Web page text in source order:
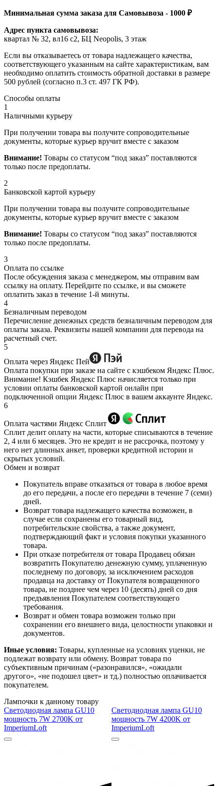
Минимальная сумма заказа для Самовывоза - 1000 ₽
Адрес пункта самовывоза:
квартал № 32, вл16 с2, БЦ Neopolis, 3 этаж
Если вы отказываетесь от товара надлежащего качества,
соответствующего указанным на сайте характеристикам, вам
необходимо оплатить стоимость обратной доставки в размере
500 рублей (согласно п.3 ст. 497 ГК РФ).
Способы оплаты
1
Наличными курьеру
При получении товара вы получите сопроводительные
документы, которые курьер вручит вместе с заказом
Внимание! Товары со статусом “под заказ” поставляются
только после предоплаты.
2
Банковской картой курьеру
При получении товара вы получите сопроводительные
документы, которые курьер вручит вместе с заказом
Внимание! Товары со статусом “под заказ” поставляются
только после предоплаты.
3
Оплата по ссылке
После обсуждения заказа с менеджером, мы отправим вам
ссылку на оплату. Перейдите по ссылке, и вы сможете
оплатить заказ в течение 1-й минуты.
4
Безналичным переводом
Перечисление денежных средств безналичным переводом для
оплаты заказа. Реквизиты нашей компании для перевода на
расчетный счет.
5
Оплата через Яндекс Пей
Оплата покупки при заказе на сайте с кэшбеком Яндекс Плюс.
Внимание! Кэшбек Яндекс Плюс начисляется только при
условии оплаты банковской картой онлайн при
подключенной опции Яндекс Плюс в вашем аккаунте Яндекс.
6
Оплата частями Яндекс Сплит
Сплит делит оплату на части, которые списываются в течение
2, 4 или 6 месяцев. Это не кредит и не рассрочка, поэтому у
него нет длинных анкет, проверки кредитной истории и
скрытых условий.
Обмен и возврат
Покупатель вправе отказаться от товара в любое время
до его передачи, а после его передачи в течение 7 (семи)
дней.
Возврат товара надлежащего качества возможен, в
случае если сохранены его товарный вид,
потребительские свойства, а также документ,
подтверждающий факт и условия покупки указанного
товара.
При отказе потребителя от товара Продавец обязан
возвратить Покупателю денежную сумму, уплаченную
последнему по договору, за исключением расходов
продавца на доставку от Покупателя возвращенного
товара, не позднее чем через 10 (десять) дней со дня
предъявления Покупателем соответствующего
требования.
Возврат и обмен товара возможен только при
сохранении его внешнего вида, целостности упаковки и
документов.
Иные условия: Товары, купленные на условиях уценки, не
подлежат возврату или обмену. Возврат товара по
субъективным причинам («разонравился», «ожидали
другого», «не подошел цвет» и тд.) полностью оплачивается
покупателем.
Лампочки к данному товару
Светодиодная лампа GU10
мощность 7W 2700K от
ImperiumLoft
Светодиодная лампа GU10
мощность 7W 4200K от
ImperiumLoft